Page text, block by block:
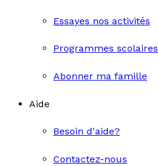
Essayes nos activités
Programmes scolaires
Abonner ma famille
Aide
Besoin d'aide?
Contactez-nous